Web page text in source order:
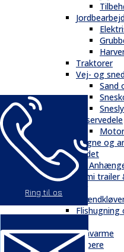
Ring til os
Traktorer
Vej- og
Sand
Reservedele
Vogne og
Andet
Trailere /
Semi
Skovbrug
Gravarme
Gribere